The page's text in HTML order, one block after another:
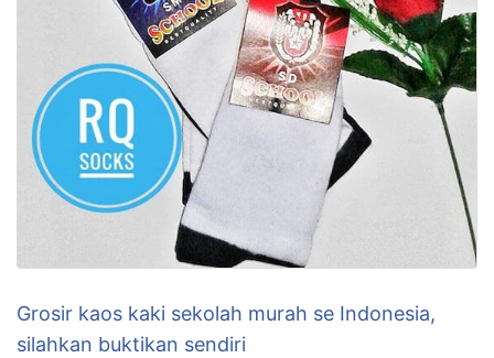
Grosir kaos kaki sekolah murah se Indonesia,
silahkan buktikan sendiri